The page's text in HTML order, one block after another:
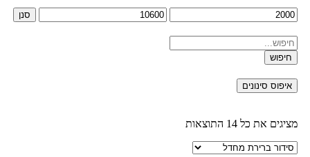
סנן
חיפוש
איפוס סינונים
מציגים את כל ⁦14⁩ התוצאות